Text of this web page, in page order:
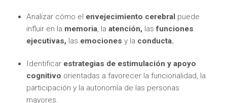
Analizar cómo el envejecimiento cerebral puede
influir en la memoria, laatención, lasfunciones
ejecutivas, las emocionesy la conducta.
Identificar estrategias de estimulación y apoyo
cognitivo orientadas a favorecer la funcionalidad, la
participación y la autonomía de las personas
mayores.